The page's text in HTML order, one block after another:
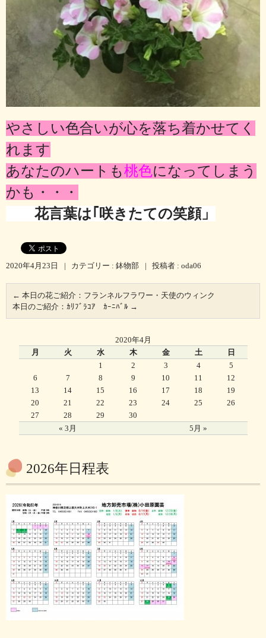
やさしい色合いが心を落ち着かせてく
れます
あなたのハートも桃色になってしまう
かも・・・
花言葉は｢咲きたての笑顔」
2020年4月23日 | カテゴリー : 鉢物部 | 投稿者 : oda06
← 本日の花ご紹介：フランネルフラワー・天使のウィンク
本日のご紹介：ｶﾘﾌﾞﾗｺｱ ｶｰﾆﾊﾞﾙ →
2020年4月
月
火 水 木 金 土 日
« 3月 5月 »
1 2 3 4
5
6
7 8 9 10 11
12
13
14 15 16 17 18
19
20
21 22 23 24 25
26
27
28 29 30
2026年日程表